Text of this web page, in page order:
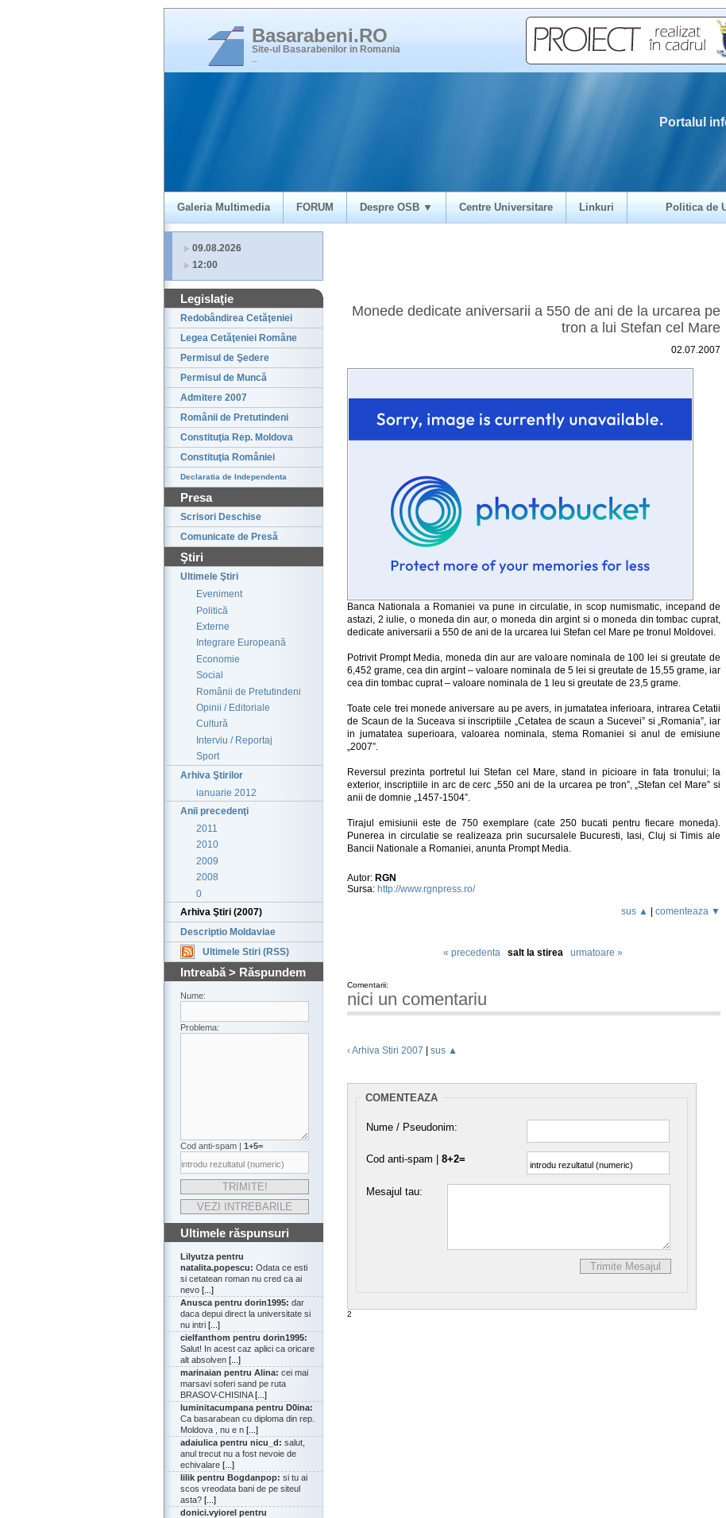
Basarabeni.RO
Site-ul Basarabenilor in Romania
Portalul
Galeria Multimedia FORUM Despre OSB ▼ Centre Universitare Linkuri Politica de
09.08.2026
12:00
Legislaţie
Redobândirea Cetăţeniei
Legea Cetăţeniei Române
Permisul de Şedere
Permisul de Muncă
Admitere 2007
Românii de Pretutindeni
Constituţia Rep. Moldova
Constituţia României
Declaratia de Independenta
Presa
Scrisori Deschise
Comunicate de Presă
Ştiri
Ultimele Ştiri
Eveniment
Politică
Externe
Integrare Europeană
Economie
Social
Românii de Pretutindeni
Opinii / Editoriale
Cultură
Interviu / Reportaj
Sport
Arhiva Ştirilor
ianuarie 2012
Anii precedenţi
2011
2010
2009
2008
0
Arhiva Ştiri (2007)
Descriptio Moldaviae
Ultimele Stiri (RSS)
Intreabă > Răspundem
Nume:
Problema:
Cod anti-spam | 1+5=
Ultimele răspunsuri
Lilyutza pentru
natalita.popescu: Odata ce esti
si cetatean roman nu cred ca ai
nevo [...]
Anusca pentru dorin1995: dar
daca depui direct la universitate si
nu intri [...]
cielfanthom pentru dorin1995:
Salut! In acest caz aplici ca oricare
alt absolven [...]
marinaian pentru Alina: cei mai
marsavi soferi sand pe ruta
BRASOV-CHISINA[...]
luminitacumpana pentru D0ina:
Ca basarabean cu diploma din rep.
Moldova , nu e n [...]
adaiulica pentru nicu_d: salut,
anul trecut nu a fost nevoie de
echivalare [...]
lilik pentru Bogdanpop: si tu ai
scos vreodata bani de pe siteul
asta? [...]
donici.vyiorel pentru
Monede dedicate aniversarii a 550 de ani de la urcarea pe
tron a lui Stefan cel Mare
02.07.2007
Banca Nationala a Romaniei va pune in circulatie, in scop numismatic, incepand de
astazi, 2 iulie, o moneda din aur, o moneda din argint si o moneda din tombac cuprat,
dedicate aniversarii a 550 de ani de la urcarea lui Stefan cel Mare pe tronul Moldovei.
Potrivit Prompt Media, moneda din aur are valoare nominala de 100 lei si greutate de
6,452 grame, cea din argint – valoare nominala de 5 lei si greutate de 15,55 grame, iar
cea din tombac cuprat – valoare nominala de 1 leu si greutate de 23,5 grame.
Toate cele trei monede aniversare au pe avers, in jumatatea inferioara, intrarea Cetatii
de Scaun de la Suceava si inscriptiile „Cetatea de scaun a Sucevei” si „Romania”, iar
in jumatatea superioara, valoarea nominala, stema Romaniei si anul de emisiune
„2007”.
Reversul prezinta portretul lui Stefan cel Mare, stand in picioare in fata tronului; la
exterior, inscriptiile in arc de cerc „550 ani de la urcarea pe tron”, „Stefan cel Mare” si
anii de domnie „1457-1504”.
Tirajul emisiunii este de 750 exemplare (cate 250 bucati pentru fiecare moneda).
Punerea in circulatie se realizeaza prin sucursalele Bucuresti, Iasi, Cluj si Timis ale
Bancii Nationale a Romaniei, anunta Prompt Media.
Autor: RGN
Sursa: http://www.rgnpress.ro/
sus ▲
comenteaza ▼
« precedenta salt la stirea urmatoare »
Comentarii:
nici un comentariu
‹ Arhiva Stiri 2007 sus ▲
COMENTEAZA
Nume / Pseudonim:
Cod anti-spam | 8+2=
Mesajul tau:
2